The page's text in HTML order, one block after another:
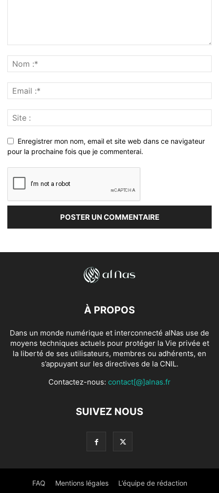
Enregistrer mon nom, email et site web dans ce navigateur
pour la prochaine fois que je commenterai.
À PROPOS
Dans un monde numérique et interconnecté alNas use de
moyens techniques actuels pour protéger la Vie privée et
la liberté de ses utilisateurs, membres ou adhérents, en
s’appuyant sur les directives de la CNIL.
Contactez-nous: contact[@]alnas.fr
SUIVEZ NOUS
FAQ Mentions légales L’équipe de rédaction